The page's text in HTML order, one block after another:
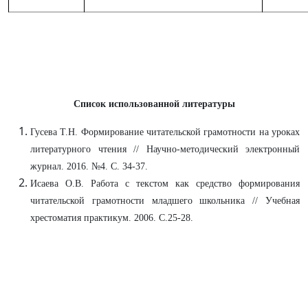
Список использованной литературы
Гусева Т.Н. Формирование читательской грамотности на уроках
литературного чтения // Научно-методический электронный
журнал. 2016. №4. С. 34-37.
Исаева О.В. Работа с текстом как средство формирования
читательской грамотности младшего школьника // Учебная
хрестоматия практикум. 2006. С.25-28.